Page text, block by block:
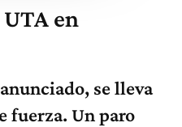
en
se lleva
fuerza. Un paro